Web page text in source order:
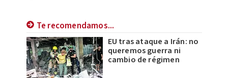
Te recomendamos...
EU tras ataque a Irán: no
queremos guerra ni
cambio de régimen